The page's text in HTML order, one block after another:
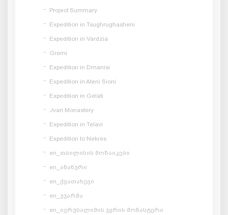
Project Summary
Expedition in Tsughrughasheni
Expedition in Vardzia
Gremi
Expedition in Dmanisi
Expedition in Ateni Sioni
Expedition in Gelati
Jvari Monastery
Expedition in Telavi
Expedition to Nekres
en_თბილისის მოზაიკები
en_ანანური
en_ქვათახევი
en_უჯარმა
en_იერუსალიმის ჯვრის მონასტერი